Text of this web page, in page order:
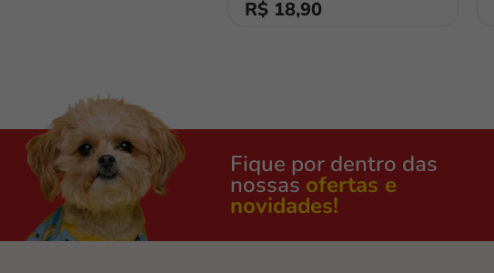
R$ 18,90
Fique por dentro das
nossas ofertas e
novidades!